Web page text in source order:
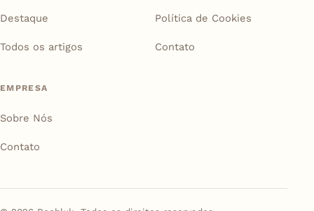
Destaque
Todos os artigos
Política de Cookies
Contato
EMPRESA
Sobre Nós
Contato